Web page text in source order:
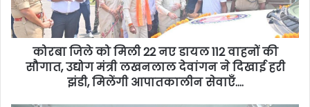
कोरबा जिले को मिली 22 नए डायल 112 वाहनों की
सौगात, उद्योग मंत्री लखनलाल देवांगन ने दिखाई हरी
झंडी, मिलेंगी आपातकालीन सेवाएँ….